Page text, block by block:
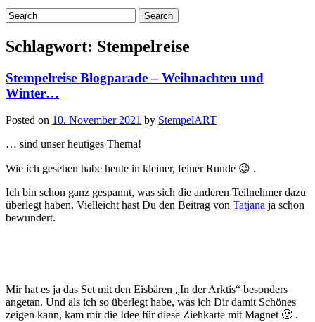
Schlagwort: Stempelreise
Stempelreise Blogparade – Weihnachten und
Winter…
Posted on 10. November 2021 by StempelART
… sind unser heutiges Thema!
Wie ich gesehen habe heute in kleiner, feiner Runde 😉 .
Ich bin schon ganz gespannt, was sich die anderen Teilnehmer dazu
überlegt haben. Vielleicht hast Du den Beitrag von Tatjana ja schon
bewundert.
Mir hat es ja das Set mit den Eisbären „In der Arktis“ besonders
angetan. Und als ich so überlegt habe, was ich Dir damit Schönes
zeigen kann, kam mir die Idee für diese Ziehkarte mit Magnet 🙂 .